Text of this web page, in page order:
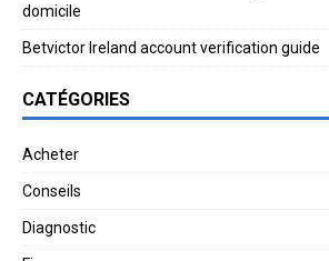
domicile
Betvictor Ireland account verification guide
CATÉGORIES
Acheter
Conseils
Diagnostic